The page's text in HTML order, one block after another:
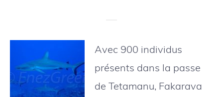
Avec 900 individus
présents dans la passe
de Tetamanu, Fakarava